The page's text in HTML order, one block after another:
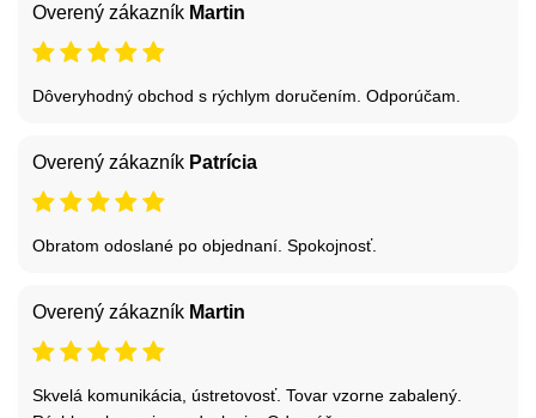
Overený zákazník Martin
Dôveryhodný obchod s rýchlym doručením. Odporúčam.
Overený zákazník Patrícia
Obratom odoslané po objednaní. Spokojnosť.
Overený zákazník Martin
Skvelá komunikácia, ústretovosť. Tovar vzorne zabalený.